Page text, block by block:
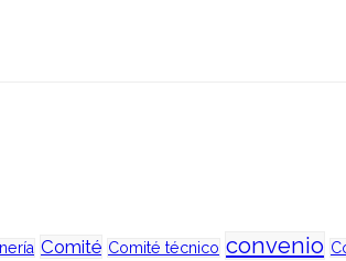
Comité Comité técnico convenio